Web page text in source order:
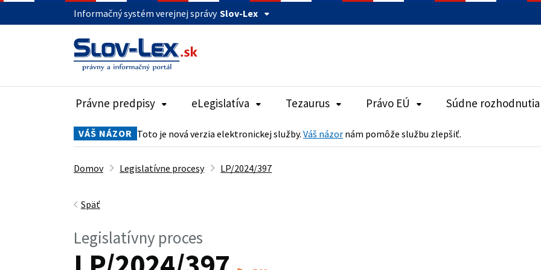
Informačný systém verejnej správy Slov-Lex
Právne predpisy eLegislatíva Tezaurus Právo EÚ Súdne rozhodnutia
VÁŠ NÁZOR Toto je nová verzia elektronickej služby. Váš názor nám pomôže službu zlepšiť.